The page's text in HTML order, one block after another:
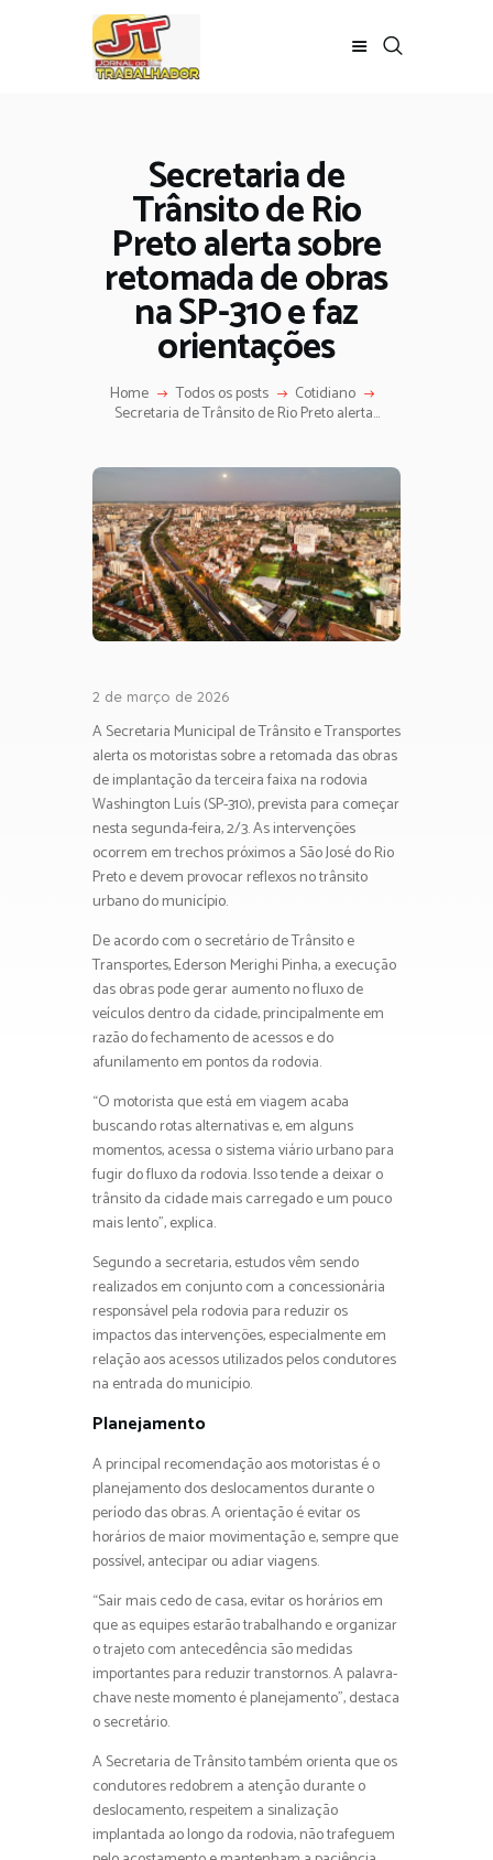
Secretaria de
Trânsito de Rio
Preto alerta sobre
retomada de obras
na SP-310 e faz
orientações
Home Todos os posts Cotidiano
Secretaria de Trânsito de Rio Preto alerta...
2 de março de 2026
A Secretaria Municipal de Trânsito e Transportes
alerta os motoristas sobre a retomada das obras
de implantação da terceira faixa na rodovia
Washington Luís (SP-310), prevista para começar
nesta segunda-feira, 2/3. As intervenções
ocorrem em trechos próximos a São José do Rio
Preto e devem provocar reflexos no trânsito
urbano do município.
De acordo com o secretário de Trânsito e
Transportes, Ederson Merighi Pinha, a execução
das obras pode gerar aumento no fluxo de
veículos dentro da cidade, principalmente em
razão do fechamento de acessos e do
afunilamento em pontos da rodovia.
“O motorista que está em viagem acaba
buscando rotas alternativas e, em alguns
momentos, acessa o sistema viário urbano para
fugir do fluxo da rodovia. Isso tende a deixar o
trânsito da cidade mais carregado e um pouco
mais lento”, explica.
Segundo a secretaria, estudos vêm sendo
realizados em conjunto com a concessionária
responsável pela rodovia para reduzir os
impactos das intervenções, especialmente em
relação aos acessos utilizados pelos condutores
na entrada do município.
Planejamento
A principal recomendação aos motoristas é o
planejamento dos deslocamentos durante o
período das obras. A orientação é evitar os
horários de maior movimentação e, sempre que
possível, antecipar ou adiar viagens.
“Sair mais cedo de casa, evitar os horários em
que as equipes estarão trabalhando e organizar
o trajeto com antecedência são medidas
importantes para reduzir transtornos. A palavra-
chave neste momento é planejamento”, destaca
o secretário.
A Secretaria de Trânsito também orienta que os
condutores redobrem a atenção durante o
deslocamento, respeitem a sinalização
implantada ao longo da rodovia, não trafeguem